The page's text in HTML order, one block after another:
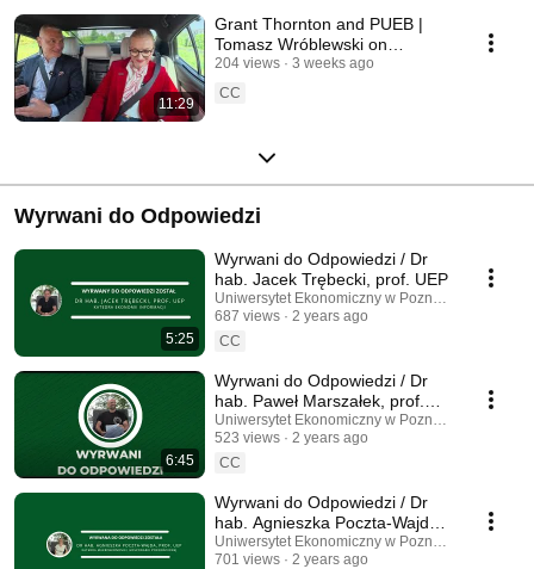
11:29
Grant Thornton and PUEB |
Tomasz Wróblewski on
business, AI, and the 100th
anniversary of the Poz...
204 views
3 weeks ago
CC
Wyrwani do Odpowiedzi
5:25
Wyrwani do Odpowiedzi / Dr
hab. Jacek Trębecki, prof. UEP
Uniwersytet Ekonomiczny w Poznaniu
687 views
2 years ago
CC
6:45
Wyrwani do Odpowiedzi / Dr
hab. Paweł Marszałek, prof.
UEP
Uniwersytet Ekonomiczny w Poznaniu
523 views
2 years ago
CC
Wyrwani do Odpowiedzi / Dr
hab. Agnieszka Poczta-Wajda,
prof. UEP
Uniwersytet Ekonomiczny w Poznaniu
701 views
2 years ago